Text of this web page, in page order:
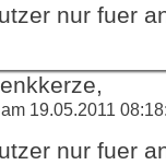
nur fuer
19.05.2011
nur fuer